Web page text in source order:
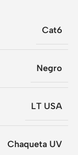
Cat6
Negro
LT USA
Chaqueta UV